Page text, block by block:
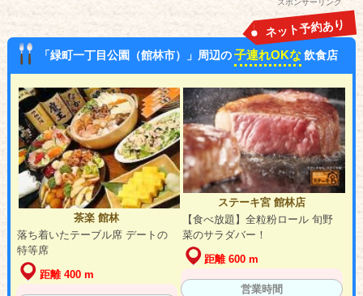
スポンサーリンク
「緑町一丁目公園（館林市）」周辺の子連れOKな 飲食店
ネット予約あり
茶楽 館林
落ち着いたテーブル席 デートの
特等席
距離 400 m
ステーキ宮 館林店
【食べ放題】全粒粉ロール 旬野
菜のサラダバー！
距離 600 m
営業時間